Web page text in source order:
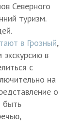
Северного
туризм.
в Грозный,
экскурсию в
с
на
о
быть